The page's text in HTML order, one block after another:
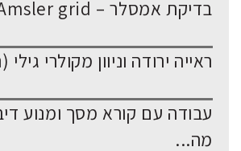
בדיקת אמסלר – Amsler grid
ראייה ירודה וניוון מקולרי
עבודה עם קורא מסך ומנוע
מה...